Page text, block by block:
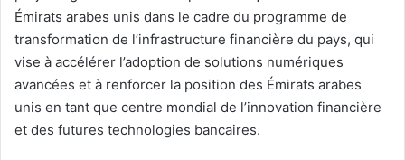
Émirats arabes unis dans le cadre du programme de
transformation de l’infrastructure financière du pays, qui
vise à accélérer l’adoption de solutions numériques
avancées et à renforcer la position des Émirats arabes
unis en tant que centre mondial de l’innovation financière
et des futures technologies bancaires.